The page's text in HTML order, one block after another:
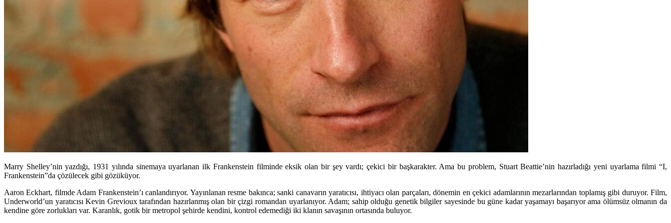
Marry Shelley’nin yazdığı, 1931 yılında sinemaya uyarlanan ilk Frankenstein filminde eksik olan bir şey vardı; çekici bir başkarakter. Ama bu problem, Stuart Beattie’nin hazırladığı yeni uyarlama filmi “I,
Frankenstein”da çözülecek gibi gözüküyor.
Aaron Eckhart, filmde Adam Frankenstein’ı canlandırıyor. Yayınlanan resme bakınca; sanki canavarın yaratıcısı, ihtiyacı olan parçaları, dönemin en çekici adamlarının mezarlarından toplamış gibi duruyor. Film,
Underworld’un yaratıcısı Kevin Grevioux tarafından hazırlanmış olan bir çizgi romandan uyarlanıyor. Adam; sahip olduğu genetik bilgiler sayesinde bu güne kadar yaşamayı başarıyor ama ölümsüz olmanın da
kendine göre zorlukları var. Karanlık, gotik bir metropol şehirde kendini, kontrol edemediği iki klanın savaşının ortasında buluyor.